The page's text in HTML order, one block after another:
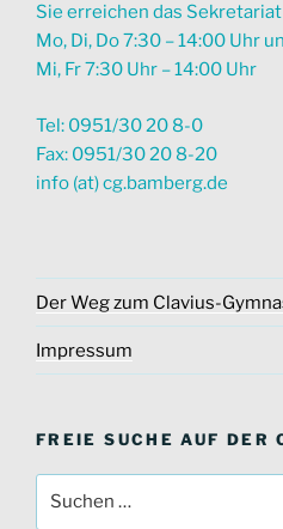
Sie erreichen das Sekretariat
Mo, Di, Do 7:30 – 14:00 Uhr
Mi, Fr 7:30 Uhr – 14:00 Uhr
Tel: 0951/30 20 8-0
Fax: 0951/30 20 8-20
info (at) cg.bamberg.de
Der Weg zum Clavius-
Impressum
FREIE SUCHE AUF DER
nach: